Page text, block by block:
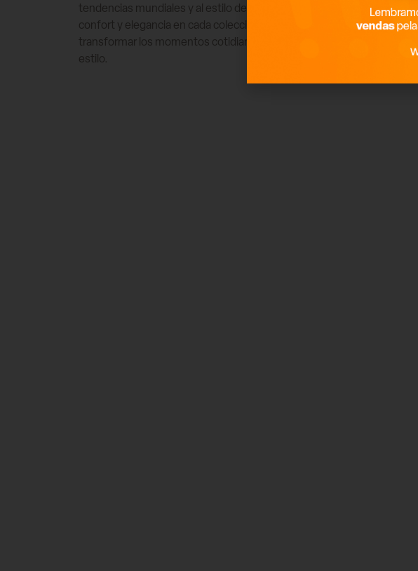
tendencias mundiales y al estilo de vida moderno, Beira Rio traduce
confort y elegancia en cada colección, reafirmando su compromiso de
transformar los momentos cotidianos en expresiones genuinas de
estilo.